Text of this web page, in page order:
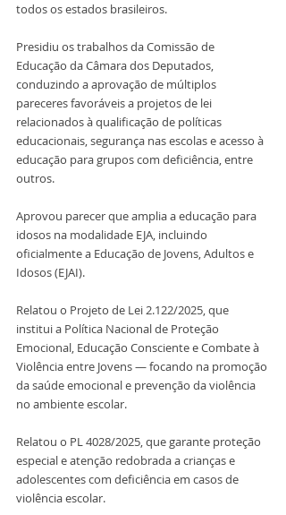
todos os estados brasileiros.
Presidiu os trabalhos da Comissão de
Educação da Câmara dos Deputados,
conduzindo a aprovação de múltiplos
pareceres favoráveis a projetos de lei
relacionados à qualificação de políticas
educacionais, segurança nas escolas e acesso à
educação para grupos com deficiência, entre
outros.
Aprovou parecer que amplia a educação para
idosos na modalidade EJA, incluindo
oficialmente a Educação de Jovens, Adultos e
Idosos (EJAI).
Relatou o Projeto de Lei 2.122/2025, que
institui a Política Nacional de Proteção
Emocional, Educação Consciente e Combate à
Violência entre Jovens — focando na promoção
da saúde emocional e prevenção da violência
no ambiente escolar.
Relatou o PL 4028/2025, que garante proteção
especial e atenção redobrada a crianças e
adolescentes com deficiência em casos de
violência escolar.